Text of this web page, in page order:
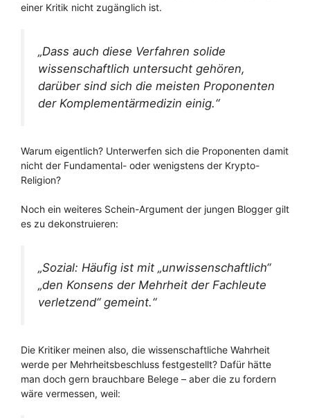
einer Kritik nicht zugänglich ist.
„Dass auch diese Verfahren solide
wissenschaftlich untersucht gehören,
darüber sind sich die meisten Proponenten
der Komplementärmedizin einig.“
Warum eigentlich? Unterwerfen sich die Proponenten damit
nicht der Fundamental- oder wenigstens der Krypto-
Religion?
Noch ein weiteres Schein-Argument der jungen Blogger gilt
es zu dekonstruieren:
„Sozial: Häufig ist mit „unwissenschaftlich“
„den Konsens der Mehrheit der Fachleute
verletzend“ gemeint.“
Die Kritiker meinen also, die wissenschaftliche Wahrheit
werde per Mehrheitsbeschluss festgestellt? Dafür hätte
man doch gern brauchbare Belege – aber die zu fordern
wäre vermessen, weil: